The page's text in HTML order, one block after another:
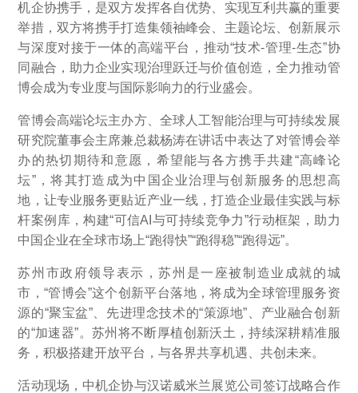
机企协携手，是双方发挥各自优势、实现互利共赢的重要
举措，双方将携手打造集领袖峰会、主题论坛、创新展示
与深度对接于一体的高端平台，推动“技术-管理-生态”协
同融合，助力企业实现治理跃迁与价值创造，全力推动管
博会成为专业度与国际影响力的行业盛会。
管博会高端论坛主办方、全球人工智能治理与可持续发展
研究院董事会主席兼总裁杨涛在讲话中表达了对管博会举
办的热切期待和意愿，希望能与各方携手共建“高峰论
坛”，将其打造成为中国企业治理与创新服务的思想高
地，让专业服务更贴近产业一线，打造企业最佳实践与标
杆案例库，构建“可信AI与可持续竞争力”行动框架，助力
中国企业在全球市场上“跑得快”“跑得稳”“跑得远”。
苏州市政府领导表示，苏州是一座被制造业成就的城
市，“管博会”这个创新平台落地，将成为全球管理服务资
源的“聚宝盆”、先进理念技术的“策源地”、产业融合创新
的“加速器”。苏州将不断厚植创新沃土，持续深耕精准服
务，积极搭建开放平台，与各界共享机遇、共创未来。
活动现场，中机企协与汉诺威米兰展览公司签订战略合作